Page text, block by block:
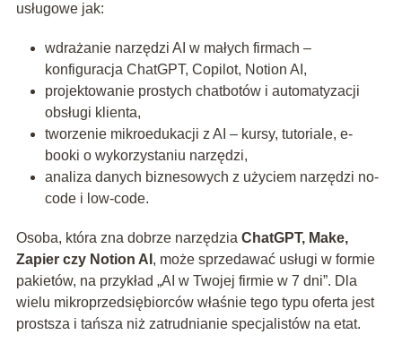
usługowe jak:
wdrażanie narzędzi AI w małych firmach –
konfiguracja ChatGPT, Copilot, Notion AI,
projektowanie prostych chatbotów i automatyzacji
obsługi klienta,
tworzenie mikroedukacji z AI – kursy, tutoriale, e-
booki o wykorzystaniu narzędzi,
analiza danych biznesowych z użyciem narzędzi no-
code i low-code.
Osoba, która zna dobrze narzędzia ChatGPT, Make,
Zapier czy Notion AI , może sprzedawać usługi w formie
pakietów, na przykład „AI w Twojej firmie w 7 dni”. Dla
wielu mikroprzedsiębiorców właśnie tego typu oferta jest
prostsza i tańsza niż zatrudnianie specjalistów na etat.